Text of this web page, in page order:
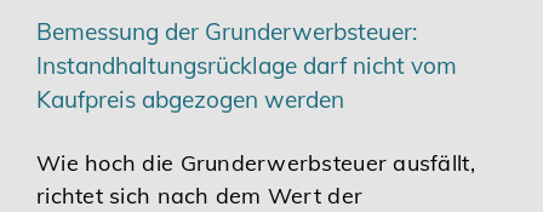
Digitalisierung | Steuerberatung
Karriere
Bemessung der Grunderwerbsteuer:
Instandhaltungsrücklage darf nicht vom
Kaufpreis abgezogen werden
Wie hoch die Grunderwerbsteuer ausfällt,
richtet sich nach dem Wert der